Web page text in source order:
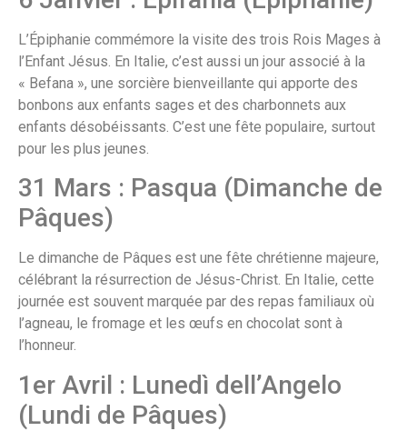
L’Épiphanie commémore la visite des trois Rois Mages à
l’Enfant Jésus. En Italie, c’est aussi un jour associé à la
« Befana », une sorcière bienveillante qui apporte des
bonbons aux enfants sages et des charbonnets aux
enfants désobéissants. C’est une fête populaire, surtout
pour les plus jeunes.
31 Mars : Pasqua (Dimanche de
Pâques)
Le dimanche de Pâques est une fête chrétienne majeure,
célébrant la résurrection de Jésus-Christ. En Italie, cette
journée est souvent marquée par des repas familiaux où
l’agneau, le fromage et les œufs en chocolat sont à
l’honneur.
1er Avril : Lunedì dell’Angelo
(Lundi de Pâques)